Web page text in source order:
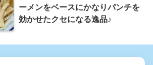
ーメンをベースにかなりパンチを
効かせたクセになる逸品♪